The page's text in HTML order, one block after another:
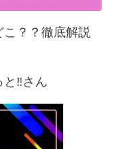
？？徹底解説
‼︎さん